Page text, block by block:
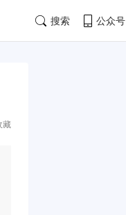
搜索 公众号
藏